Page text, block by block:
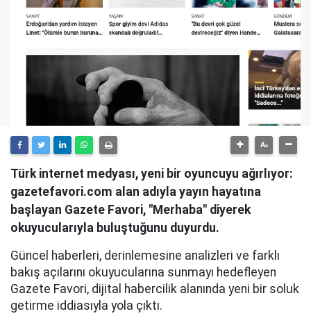
Türk internet medyası, yeni bir oyuncuyu ağırlıyor:
gazetefavori.com alan adıyla yayın hayatına
başlayan Gazete Favori, "Merhaba" diyerek
okuyucularıyla buluştuğunu duyurdu.
Güncel haberleri, derinlemesine analizleri ve farklı
bakış açılarını okuyucularına sunmayı hedefleyen
Gazete Favori, dijital habercilik alanında yeni bir soluk
getirme iddiasıyla yola çıktı.